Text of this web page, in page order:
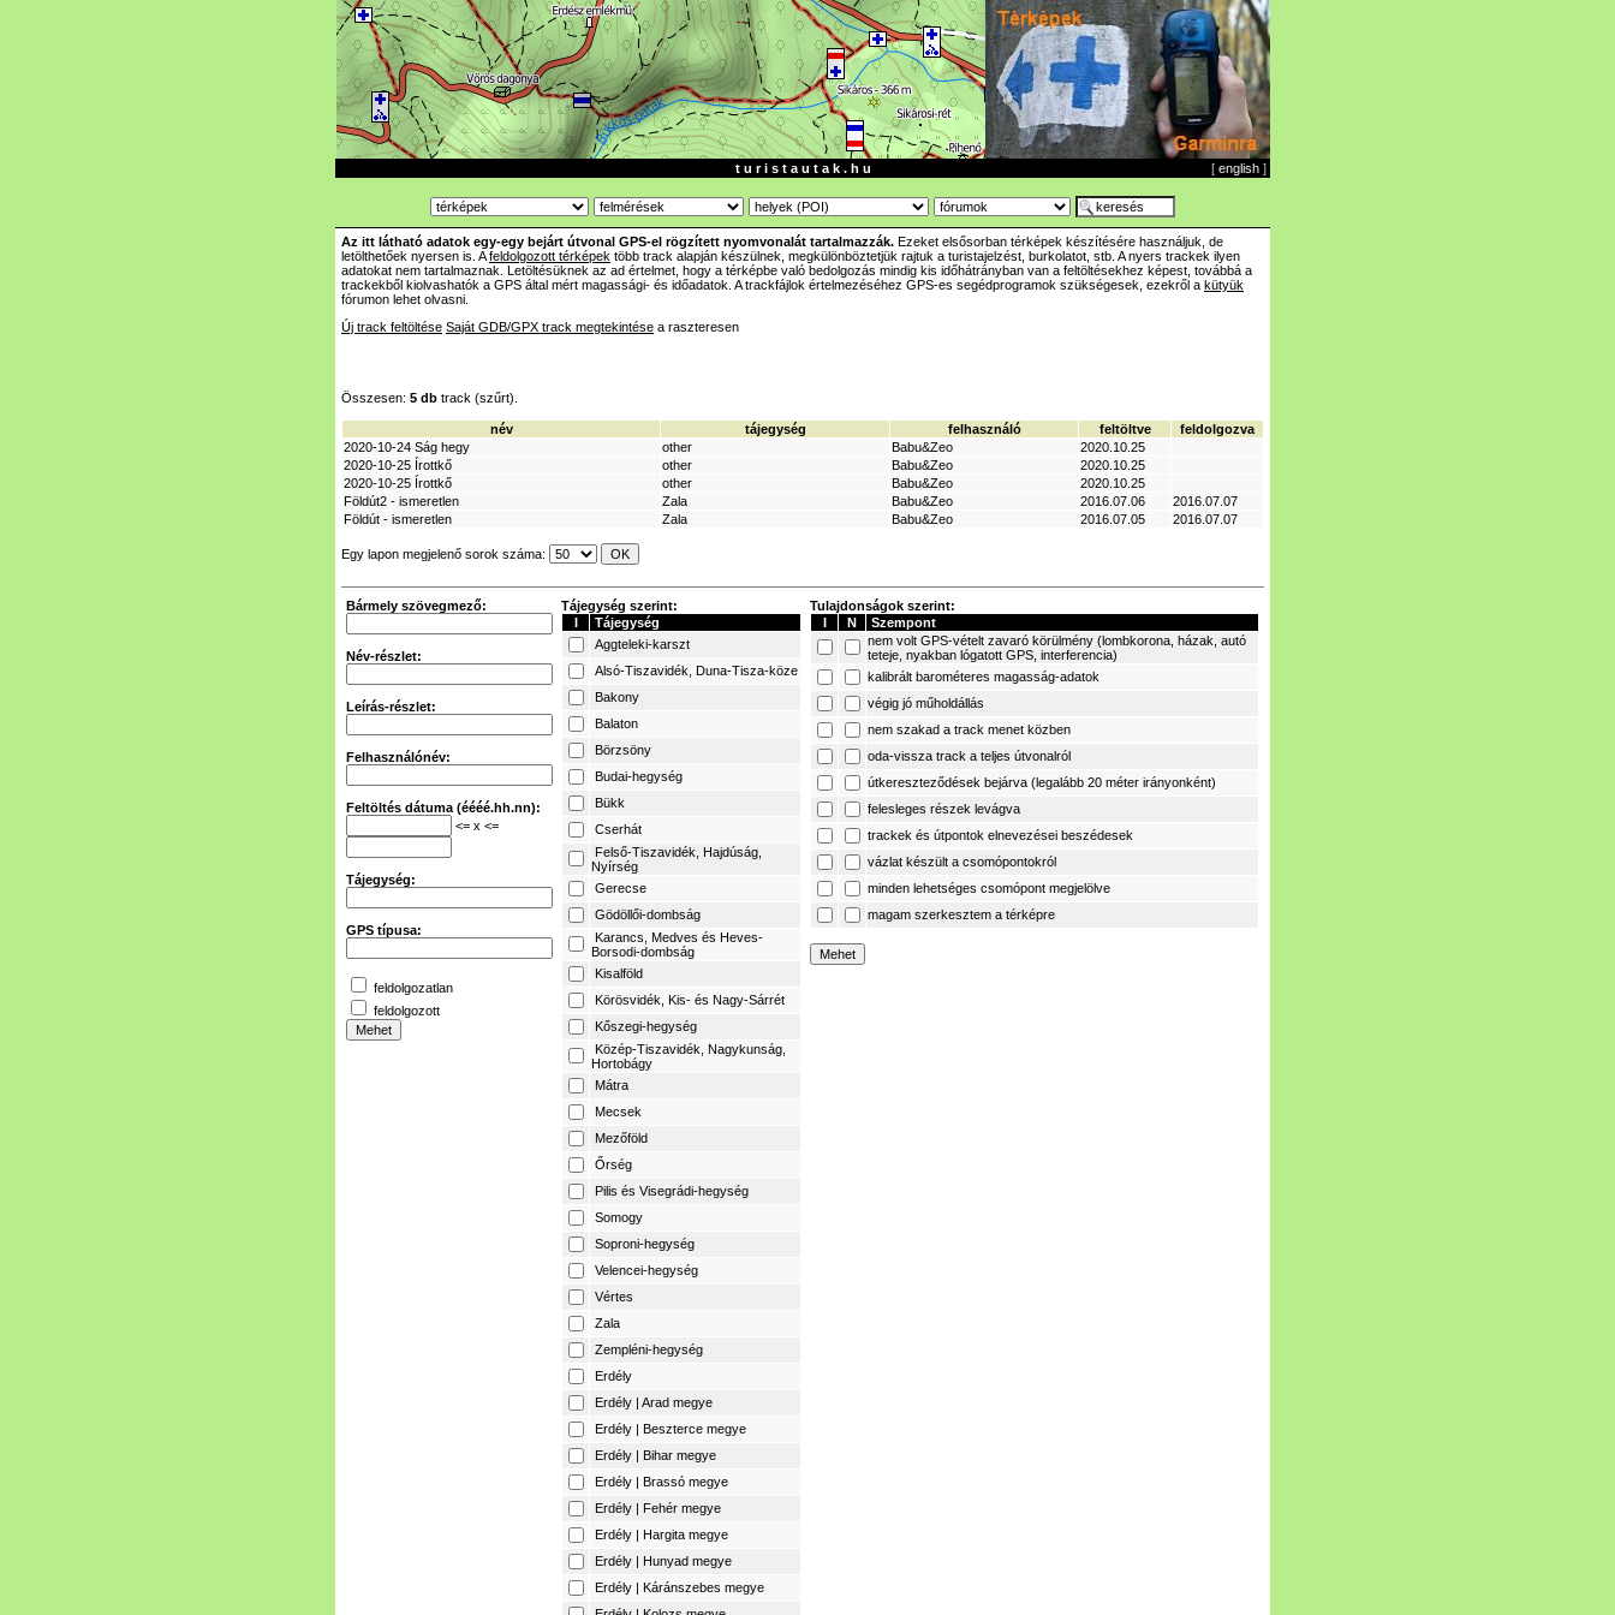
t u r i s t a u t a k . h u [ english ]
Az itt látható adatok egy-egy bejárt útvonal GPS-el rögzített nyomvonalát tartalmazzák. Ezeket elsősorban térképek készítésére használjuk, de
letölthetőek nyersen is. Afeldolgozott térképek több track alapján készülnek, megkülönböztetjük rajtuk a turistajelzést, burkolatot, stb. A nyers trackek ilyen
adatokat nem tartalmaznak. Letöltésüknek az ad értelmet, hogy a térképbe való bedolgozás mindig kis időhátrányban van a feltöltésekhez képest, továbbá a
trackekből kiolvashatók a GPS által mért magassági- és időadatok. A trackfájlok értelmezéséhez GPS-es segédprogramok szükségesek, ezekről a kütyük
fórumon lehet olvasni.
Új track feltöltése Saját GDB/GPX track megtekintése a raszteresen
Összesen: 5 db track (szűrt).
név tájegység felhasználó feltöltve
feldolgozva
2020-10-24 Ság hegy
other Babu&Zeo
2020.10.25
2020-10-25 Írottkő
other Babu&Zeo
2020.10.25
2020-10-25 Írottkő
other Babu&Zeo
2020.10.25
Földút2 - ismeretlen
Zala Babu&Zeo 2016.07.06
2016.07.07
Földút - ismeretlen
Zala Babu&Zeo 2016.07.05 2016.07.07
Egy lapon megjelenő sorok száma:
Bármely szövegmező:
Név-részlet:
Leírás-részlet:
Felhasználónév:
Feltöltés dátuma (éééé.hh.nn):
<= x <=
Tájegység:
GPS típusa:
feldolgozatlan
feldolgozott
Tájegység szerint:
I
Tájegység
Aggteleki-karszt
Alsó-Tiszavidék, Duna-Tisza-köze
Bakony
Balaton
Börzsöny
Budai-hegység
Bükk
Cserhát
Felső-Tiszavidék, Hajdúság,
Nyírség
Gerecse
Gödöllői-dombság
Karancs, Medves és Heves-
Borsodi-dombság
Kisalföld
Körösvidék, Kis- és Nagy-Sárrét
Kőszegi-hegység
Közép-Tiszavidék, Nagykunság,
Hortobágy
Mátra
Mecsek
Mezőföld
Őrség
Pilis és Visegrádi-hegység
Somogy
Soproni-hegység
Velencei-hegység
Vértes
Zala
Zempléni-hegység
Erdély
Erdély | Arad megye
Erdély | Beszterce megye
Erdély | Bihar megye
Erdély | Brassó megye
Erdély | Fehér megye
Erdély | Hargita megye
Erdély | Hunyad megye
Erdély | Káránszebes megye
Tulajdonságok szerint:
I
N
Szempont
nem volt GPS-vételt zavaró körülmény (lombkorona, házak, autó
teteje, nyakban lógatott GPS, interferencia)
kalibrált barométeres magasság-adatok
végig jó műholdállás
nem szakad a track menet közben
oda-vissza track a teljes útvonalról
útkereszteződések bejárva (legalább 20 méter irányonként)
felesleges részek levágva
trackek és útpontok elnevezései beszédesek
vázlat készült a csomópontokról
minden lehetséges csomópont megjelölve
magam szerkesztem a térképre